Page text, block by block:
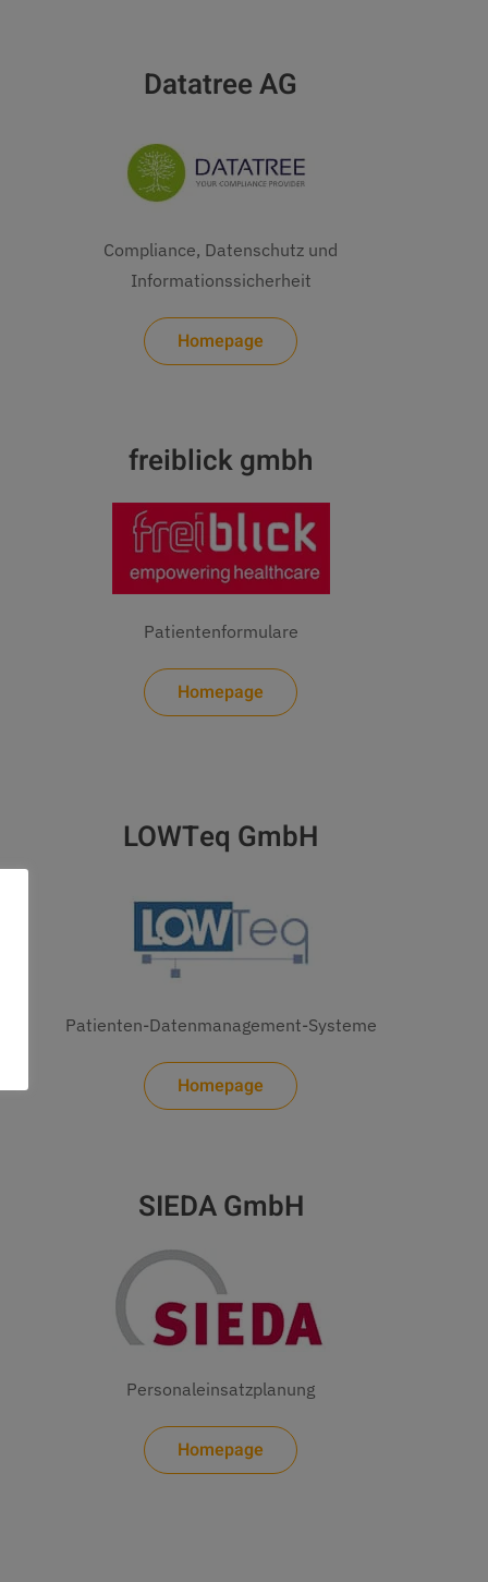
Datatree AG
Compliance, Datenschutz und
Informationssicherheit
Homepage
freiblick gmbh
Patientenformulare
Homepage
LOWTeq GmbH
Patienten-Datenmanagement-Systeme
Homepage
SIEDA GmbH
Personaleinsatzplanung
Homepage